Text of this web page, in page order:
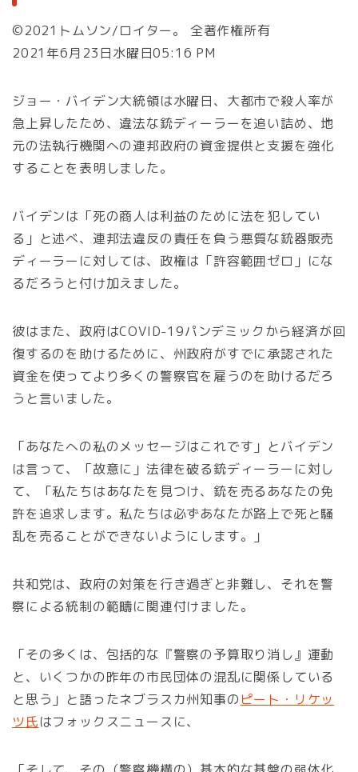
©2021トムソン/ロイター。 全著作権所有
2021年6月23日水曜日05:16 PM
ジョー・バイデン大統領は水曜日、大都市で殺人率が
急上昇したため、違法な銃ディーラーを追い詰め、地
元の法執行機関への連邦政府の資金提供と支援を強化
することを表明しました。
バイデンは「死の商人は利益のために法を犯してい
る」と述べ、連邦法違反の責任を負う悪質な銃器販売
ディーラーに対しては、政権は「許容範囲ゼロ」にな
るだろうと付け加えました。
彼はまた、政府はCOVID-19パンデミックから経済が回
復するのを助けるために、州政府がすでに承認された
資金を使ってより多くの警察官を雇うのを助けるだろ
うと言いました。
「あなたへの私のメッセージはこれです」とバイデン
は言って、「故意に」法律を破る銃ディーラーに対し
て、「私たちはあなたを見つけ、銃を売るあなたの免
許を追求します。私たちは必ずあなたが路上で死と騒
乱を売ることができないようにします。」
共和党は、政府の対策を行き過ぎと非難し、それを警
察による統制の範疇に関連付けました。
「その多くは、包括的な『警察の予算取り消し』運動
と、いくつかの昨年の市民団体の混乱に関係している
と思う」と語ったネブラスカ州知事の ピート・リケッ
ツ氏はフォックスニュースに、